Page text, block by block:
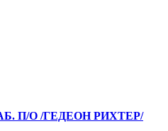
П/О /ГЕДЕОН РИХТЕР/